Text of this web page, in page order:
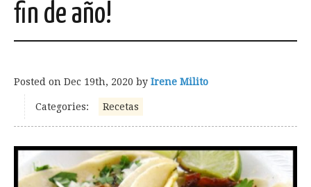
fin de año!
Posted on Dec 19th, 2020 by Irene Milito
Categories: Recetas